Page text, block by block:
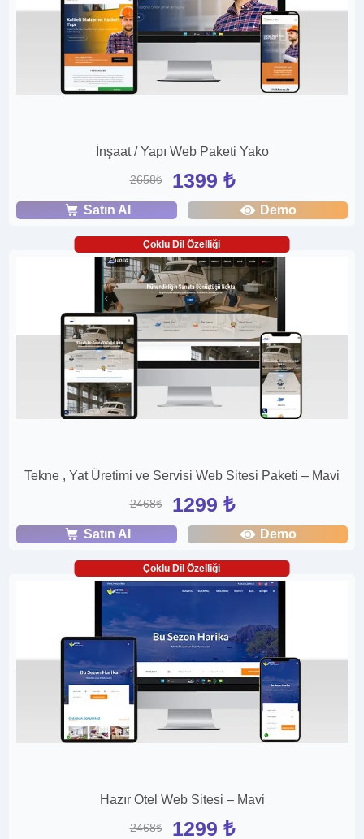
İnşaat / Yapı Web Paketi Yako
2658₺ 1399 ₺
Satın Al Demo
Çoklu Dil Özelliği
Tekne , Yat Üretimi ve Servisi Web Sitesi Paketi – Mavi
2468₺ 1299 ₺
Satın Al Demo
Çoklu Dil Özelliği
Hazır Otel Web Sitesi – Mavi
2468₺ 1299 ₺